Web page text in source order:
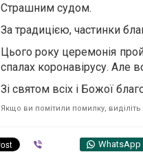
Страшним судом.
За традицією, частинки
Цього року церемонія
спалах коронавірусу. Але
Зі святом всіх і Божої
Якщо ви помітили помилку,
WhatsApp